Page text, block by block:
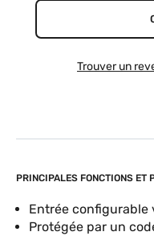
PRINCIPALES FONCTIONS ET
Entrée configurable
Protégée par un
Trouver un